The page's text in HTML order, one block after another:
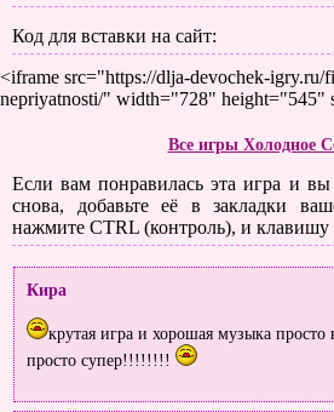
Код для вставки на сайт:
<iframe src="https://dlja-devochek-igry.ru/
nepriyatnosti/" width="728" height="545"
Все игры Холодное
Если вам понравилась эта игра и
снова, добавьте её в закладки
нажмите CTRL (контроль), и клавишу
Кира
крутая игра и хорошая музыка просто
просто супер!!!!!!!!